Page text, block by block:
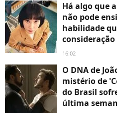
Há algo que
não pode
habilidade
consideração
16:02
O DNA de
mistério de
do Brasil
última